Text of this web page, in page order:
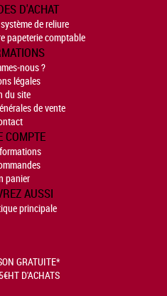
D'ACHAT
de reliure
papeterie comptable
nous ?
légales
du site
de vente
COMPTE
panier
AUSSI
principale
GRATUITE*
D'ACHATS